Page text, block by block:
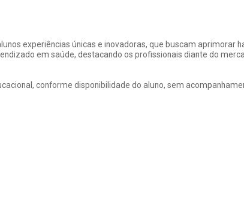
experiências únicas e inovadoras, que buscam
em saúde, destacando os profissionais diante do
conforme disponibilidade do aluno, sem